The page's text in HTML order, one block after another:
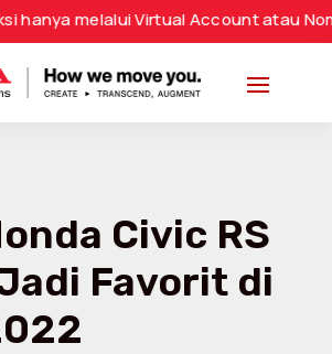
Virtual Account atau Nomor
Civic RS
Favorit di